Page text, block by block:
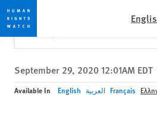
Skip
to
cookie
privacy
notice
Skip
to
main
content
Would you like to read this
Yes
✕
September 29, 2020 12:01AM EDT
Available In English العربية Français